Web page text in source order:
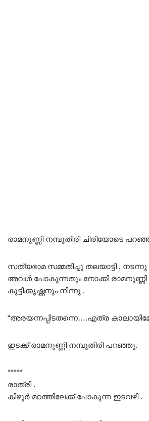
രാമനുണ്ണി നമ്പൂതിരി ചിരിയോടെ
സത്യഭാമ സമ്മതിച്ചു തലയാട്ടി , നടന്നു
അവൾ പോകുന്നതും നോക്കി രാമനുണ്ണി
കുട്ടിക്കൃഷ്ണനും നിന്നു .
“അരയന്നപ്പിടതന്നെ….എത്ര
ഇടക്ക്‌ രാമനുണ്ണി നമ്പൂതിരി പറഞ്ഞു.
*****
രാത്രി .
കിഴൂർ മഠത്തിലേക്ക് പോകുന്ന ഇടവഴി .